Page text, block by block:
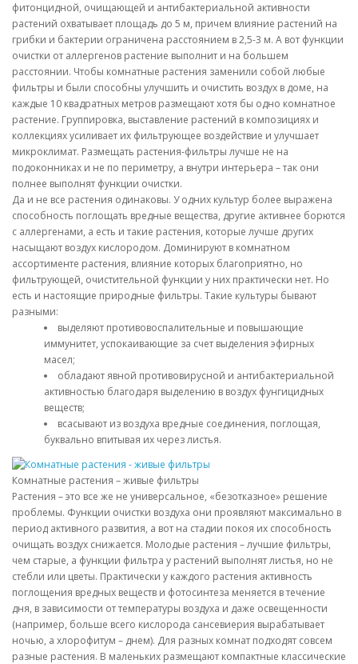
фитонцидной, очищающей и антибактериальной активности
растений охватывает площадь до 5 м, причем влияние растений на
грибки и бактерии ограничена расстоянием в 2,5-3 м. А вот функции
очистки от аллергенов растение выполнит и на большем
расстоянии. Чтобы комнатные растения заменили собой любые
фильтры и были способны улучшить и очистить воздух в доме, на
каждые 10 квадратных метров размещают хотя бы одно комнатное
растение. Группировка, выставление растений в композициях и
коллекциях усиливает их фильтрующее воздействие и улучшает
микроклимат. Размещать растения-фильтры лучше не на
подоконниках и не по периметру, а внутри интерьера – так они
полнее выполнят функции очистки.
Да и не все растения одинаковы. У одних культур более выражена
способность поглощать вредные вещества, другие активнее борются
с аллергенами, а есть и такие растения, которые лучше других
насыщают воздух кислородом. Доминируют в комнатном
ассортименте растения, влияние которых благоприятно, но
фильтрующей, очистительной функции у них практически нет. Но
есть и настоящие природные фильтры. Такие культуры бывают
разными:
выделяют противовоспалительные и повышающие
иммунитет, успокаивающие за счет выделения эфирных
масел;
обладают явной противовирусной и антибактериальной
активностью благодаря выделению в воздух фунгицидных
веществ;
всасывают из воздуха вредные соединения, поглощая,
буквально впитывая их через листья.
Комнатные растения – живые фильтры
Растения – это все же не универсальное, «безотказное» решение
проблемы. Функции очистки воздуха они проявляют максимально в
период активного развития, а вот на стадии покоя их способность
очищать воздух снижается. Молодые растения – лучшие фильтры,
чем старые, а функции фильтра у растений выполнят листья, но не
стебли или цветы. Практически у каждого растения активность
поглощения вредных веществ и фотосинтеза меняется в течение
дня, в зависимости от температуры воздуха и даже освещенности
(например, больше всего кислорода сансевиерия вырабатывает
ночью, а хлорофитум – днем). Для разных комнат подходят совсем
разные растения. В маленьких размещают компактные классические